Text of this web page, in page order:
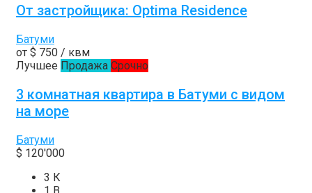
От застройщика: Optima Residence
Батуми
от $ 750 / квм
Лучшее Продажа Срочно
3 комнатная квартира в Батуми с видом
на море
Батуми
$ 120'000
3 К